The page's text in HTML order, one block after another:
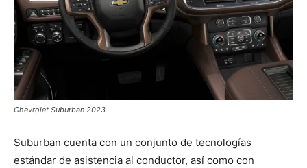
Chevrolet Suburban 2023
Suburban cuenta con un conjunto de tecnologías
estándar de asistencia al conductor, así como con